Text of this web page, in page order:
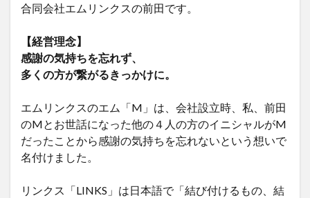
合同会社エムリンクスの前田です。
【経営理念】
感謝の気持ちを忘れず、
多くの方が繋がるきっかけに。
エムリンクスのエム「M」は、会社設立時、私、前田
のMとお世話になった他の４人の方のイニシャルがM
だったことから感謝の気持ちを忘れないという想いで
名付けました。
リンクス「LINKS」は日本語で「結び付けるもの、結